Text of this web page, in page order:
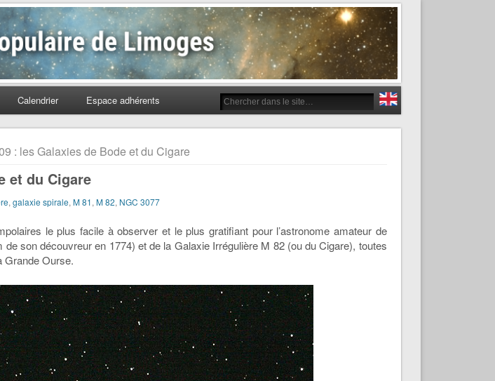
Calendrier Espace adhérents
: les Galaxies de Bode et du Cigare
et du Cigare
,galaxie spirale,M 81,M 82, NGC 3077
le plus facile à observer et le plus gratifiant pour l’astronome amateur de
son découvreur en 1774) et de la Galaxie Irrégulière M 82 (ou du Cigare), toutes
Grande Ourse.